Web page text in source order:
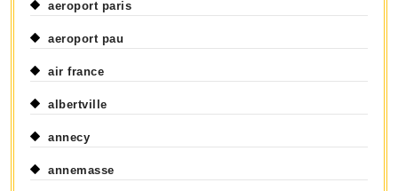
aeroport paris
aeroport pau
air france
albertville
annecy
annemasse